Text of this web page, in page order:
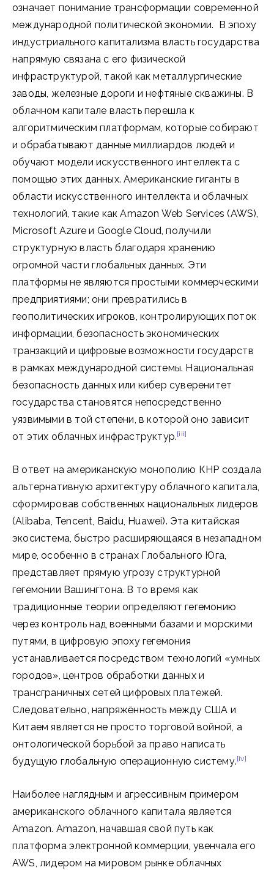
означает понимание трансформации современной
международной политической экономии. В эпоху
индустриального капитализма власть государства
напрямую связана с его физической
инфраструктурой, такой как металлургические
заводы, железные дороги и нефтяные скважины. В
облачном капитале власть перешла к
алгоритмическим платформам, которые собирают
и обрабатывают данные миллиардов людей и
обучают модели искусственного интеллекта с
помощью этих данных. Американские гиганты в
области искусственного интеллекта и облачных
технологий, такие как Amazon Web Services (AWS),
Microsoft Azure и Google Cloud, получили
структурную власть благодаря хранению
огромной части глобальных данных. Эти
платформы не являются простыми коммерческими
предприятиями; они превратились в
геополитических игроков, контролирующих поток
информации, безопасность экономических
транзакций и цифровые возможности государств
в рамках международной системы. Национальная
безопасность данных или кибер суверенитет
государства становятся непосредственно
уязвимыми в той степени, в которой оно зависит
от этих облачных инфраструктур.[iii]
В ответ на американскую монополию КНР создала
альтернативную архитектуру облачного капитала,
сформировав собственных национальных лидеров
(Alibaba, Tencent, Baidu, Huawei). Эта китайская
экосистема, быстро расширяющаяся в незападном
мире, особенно в странах Глобального Юга,
представляет прямую угрозу структурной
гегемонии Вашингтона. В то время как
традиционные теории определяют гегемонию
через контроль над военными базами и морскими
путями, в цифровую эпоху гегемония
устанавливается посредством технологий «умных
городов», центров обработки данных и
трансграничных сетей цифровых платежей.
Следовательно, напряжённость между США и
Китаем является не просто торговой войной, а
онтологической борьбой за право написать
будущую глобальную операционную систему.[iv]
Наиболее наглядным и агрессивным примером
американского облачного капитала является
Amazon. Amazon, начавшая свой путь как
платформа электронной коммерции, увенчала его
AWS, лидером на мировом рынке облачных